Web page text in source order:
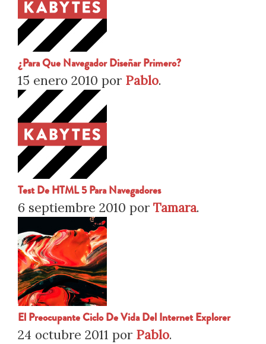
¿Para Que Navegador Diseñar Primero?
15 enero 2010 por Pablo.
Test De HTML 5 Para Navegadores
6 septiembre 2010 por Tamara.
El Preocupante Ciclo De Vida Del Internet Explorer
24 octubre 2011 por Pablo.